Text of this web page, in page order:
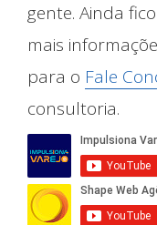
gente. Ainda
mais
para o Fale
consultoria.